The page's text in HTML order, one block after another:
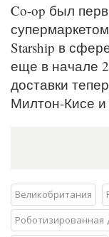
Co-op был
Starship в
еще в начале
доставки
Милтон-Кисе
Великобритания
Роботизированная